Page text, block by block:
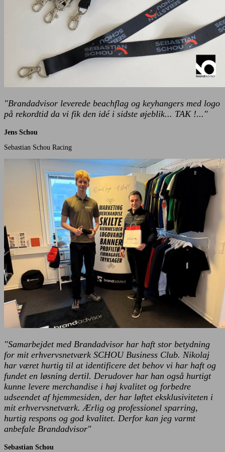
"Brandadvisor leverede beachflag og keyhangers med logo
på rekordtid da vi fik den idé i sidste øjeblik... TAK !..."
Jens Schou
Sebastian Schou Racing
"Samarbejdet med Brandadvisor har haft stor betydning
for mit erhvervsnetværk SCHOU Business Club. Nikolaj
har været hurtig til at identificere det behov vi har haft og
fundet en løsning dertil. Derudover har han også hurtigt
kunne levere merchandise i høj kvalitet og forbedre
udseendet af hjemmesiden, der har løftet eksklusiviteten i
mit erhvervsnetværk. Ærlig og professionel sparring,
hurtig respons og god kvalitet. Derfor kan jeg varmt
anbefale Brandadvisor"
Sebastian Schou